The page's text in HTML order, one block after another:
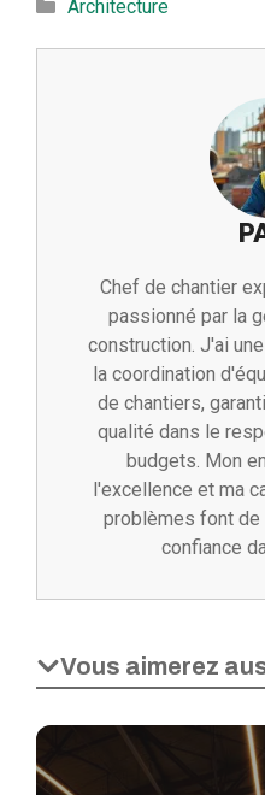
Architecture
Chef de chantier
passionné par la
construction. J'ai
la coordination
de chantiers,
qualité dans le
budgets. Mon
l'excellence et ma
problèmes font de
confiance
Vous aimerez